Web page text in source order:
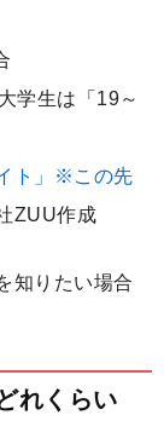
学生は「19～
ト」※この先
ZUU作成
知りたい場合
れくらい